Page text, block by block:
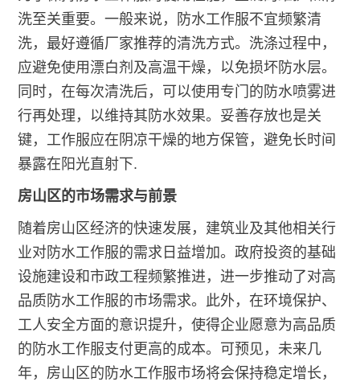
洗至关重要。一般来说，防水工作服不宜频繁清
洗，最好遵循厂家推荐的清洗方式。洗涤过程中，
应避免使用漂白剂及高温干燥，以免损坏防水层。
同时，在每次清洗后，可以使用专门的防水喷雾进
行再处理，以维持其防水效果。妥善存放也是关
键，工作服应在阴凉干燥的地方保管，避免长时间
暴露在阳光直射下.
房山区的市场需求与前景
随着房山区经济的快速发展，建筑业及其他相关行
业对防水工作服的需求日益增加。政府投资的基础
设施建设和市政工程频繁推进，进一步推动了对高
品质防水工作服的市场需求。此外，在环境保护、
工人安全方面的意识提升，使得企业愿意为高品质
的防水工作服支付更高的成本。可预见，未来几
年，房山区的防水工作服市场将会保持稳定增长，